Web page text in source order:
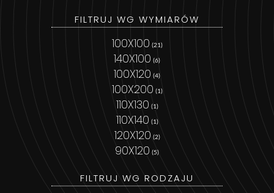
FILTRUJ WG WYMIARÓW
100X100 (21)
140X100 (6)
100X120 (4)
100X200 (1)
110X130 (1)
110X140 (1)
120X120 (2)
90X120 (5)
FILTRUJ WG RODZAJU